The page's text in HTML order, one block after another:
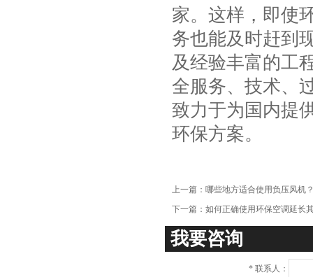
家。这样，即使
务也能及时赶到
及经验丰富的工
全服务、技术、
致力于为国内提
环保方案。
上一篇： 哪些地方适合使用负压风机
下一篇： 如何正确使用环保空调延长
我要咨询
* 联系人：